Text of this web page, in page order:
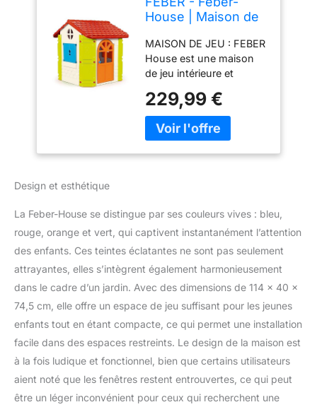
House | Maison de
- Bleu, Rouge
Orange et Vert -
Solide e Sûre |
Maison de Jeu pour
Enfants, 2 à 6 Ans
MAISON DE JEU : FEBER
House est une maison
de jeu intérieure et
enfants, pour jouer seul,
en famille ou avec des
amis, grâce à son
(en toute sécurité, elle ne
se verrouille pas) et 2
fenêtres pliantes
COULEURS : la petite
maison a un toit rouge,
des coins verts, des
fenêtres bleues et une
porte orange ; des
couleurs vives et
résistantes à la lumière
du soleil, aux
changements de
229,99 €
Design et esthétique
La Feber-House se distingue par ses couleurs vives : bleu,
rouge, orange et vert, qui captivent instantanément l’attention
des enfants. Ces teintes éclatantes ne sont pas seulement
attrayantes, elles s’intègrent également harmonieusement
dans le cadre d’un jardin. Avec des dimensions de 114 x 40 x
74,5 cm, elle offre un espace de jeu suffisant pour les jeunes
enfants tout en étant compacte, ce qui permet une installation
facile dans des espaces restreints. Le design de la maison est
à la fois ludique et fonctionnel, bien que certains utilisateurs
aient noté que les fenêtres restent entrouvertes, ce qui peut
être un léger inconvénient pour ceux qui recherchent une